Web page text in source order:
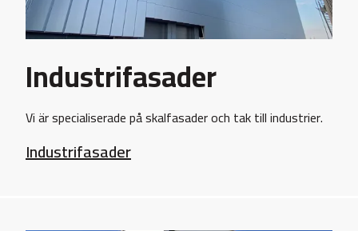
Industrifasader
Vi är specialiserade på skalfasader och tak till industrier.
Industrifasader